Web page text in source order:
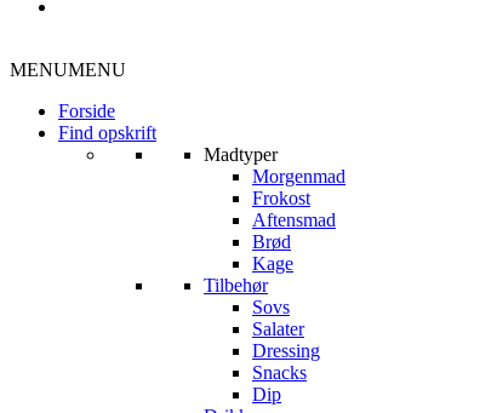
MENUMENU
Forside
Find opskrift
Madtyper
Morgenmad
Frokost
Aftensmad
Brød
Kage
Tilbehør
Sovs
Salater
Dressing
Snacks
Dip